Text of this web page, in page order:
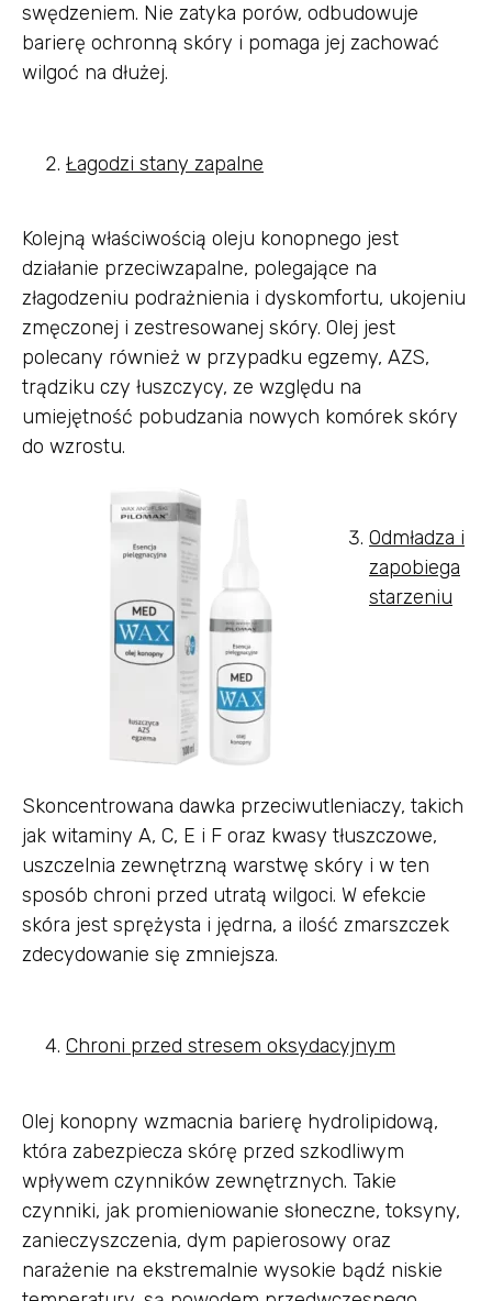
swędzeniem. Nie zatyka porów, odbudowuje
barierę ochronną skóry i pomaga jej zachować
wilgoć na dłużej.
Łagodzi stany zapalne
Kolejną właściwością oleju konopnego jest
działanie przeciwzapalne, polegające na
złagodzeniu podrażnienia i dyskomfortu, ukojeniu
zmęczonej i zestresowanej skóry. Olej jest
polecany również w przypadku egzemy, AZS,
trądziku czy łuszczycy, ze względu na
umiejętność pobudzania nowych komórek skóry
do wzrostu.
Odmładza i
zapobiega
starzeniu
Skoncentrowana dawka przeciwutleniaczy, takich
jak witaminy A, C, E i F oraz kwasy tłuszczowe,
uszczelnia zewnętrzną warstwę skóry i w ten
sposób chroni przed utratą wilgoci. W efekcie
skóra jest sprężysta i jędrna, a ilość zmarszczek
zdecydowanie się zmniejsza.
Chroni przed stresem oksydacyjnym
Olej konopny wzmacnia barierę hydrolipidową,
która zabezpiecza skórę przed szkodliwym
wpływem czynników zewnętrznych. Takie
czynniki, jak promieniowanie słoneczne, toksyny,
zanieczyszczenia, dym papierosowy oraz
narażenie na ekstremalnie wysokie bądź niskie